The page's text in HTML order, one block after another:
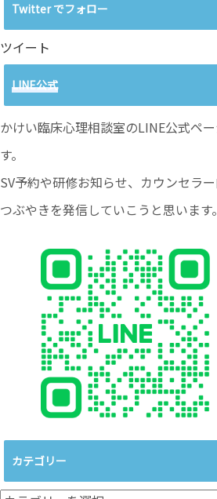
Twitter でフォロー
ツイート
LINE公式
かけい臨床心理相談室のLINE公式ペ
す。
SV予約や研修お知らせ、カウンセラ
つぶやきを発信していこうと思います。
カテゴリー